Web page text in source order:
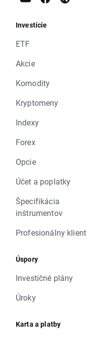
Investície
ETF
Akcie
Komodity
Kryptomeny
Indexy
Forex
Opcie
Účet a poplatky
Špecifikácia
inštrumentov
Profesionálny klient
Úspory
Investičné plány
Úroky
Karta a platby